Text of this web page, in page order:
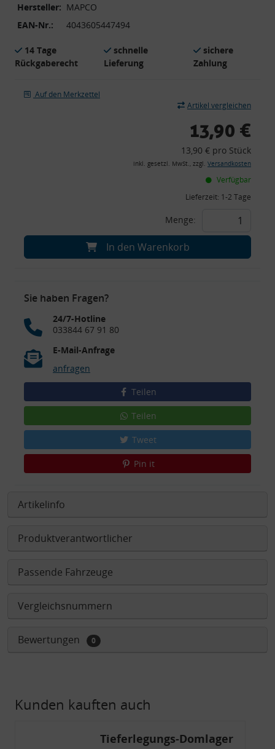
Hersteller: MAPCO
EAN-Nr.:
4043605447494
14 Tage
Rückgaberecht
schnelle
Lieferung
sichere
Zahlung
Auf den Merkzettel
Artikel vergleichen
13,90 €
13,90 € pro Stück
inkl. gesetzl. MwSt., zzgl. Versandkosten
Verfügbar
Lieferzeit: 1-2 Tage
Menge:
In den Warenkorb
Sie haben Fragen?
24/7-Hotline
033844 67 91 80
E-Mail-Anfrage
anfragen
Teilen
Teilen
Tweet
Pin it
Artikelinfo
Produktverantwortlicher
Passende Fahrzeuge
Vergleichsnummern
Bewertungen 0
Kunden kauften auch
Tieferlegungs-Domlager